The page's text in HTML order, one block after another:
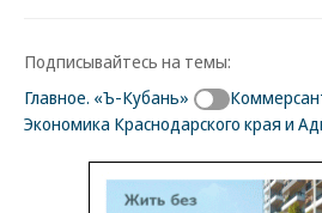
Подписывайтесь на темы:
Главное. «Ъ-Кубань»
Экономика Краснодарского края и